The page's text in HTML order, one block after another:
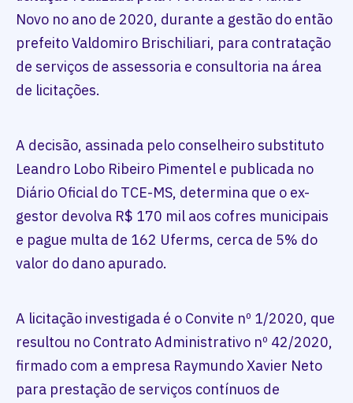
Novo no ano de 2020, durante a gestão do então
prefeito Valdomiro Brischiliari, para contratação
de serviços de assessoria e consultoria na área
de licitações.
A decisão, assinada pelo conselheiro substituto
Leandro Lobo Ribeiro Pimentel e publicada no
Diário Oficial do TCE-MS, determina que o ex-
gestor devolva R$ 170 mil aos cofres municipais
e pague multa de 162 Uferms, cerca de 5% do
valor do dano apurado.
A licitação investigada é o Convite nº 1/2020, que
resultou no Contrato Administrativo nº 42/2020,
firmado com a empresa Raymundo Xavier Neto
para prestação de serviços contínuos de